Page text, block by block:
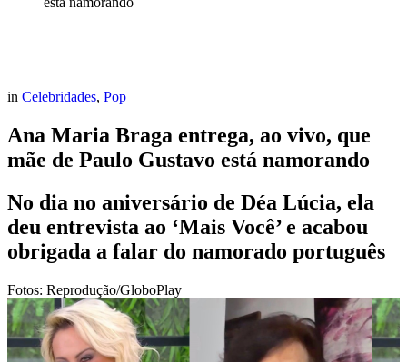
in Celebridades, Pop
Ana Maria Braga entrega, ao vivo, que
mãe de Paulo Gustavo está namorando
No dia no aniversário de Déa Lúcia, ela
deu entrevista ao ‘Mais Você’ e acabou
obrigada a falar do namorado português
Fotos: Reprodução/GloboPlay